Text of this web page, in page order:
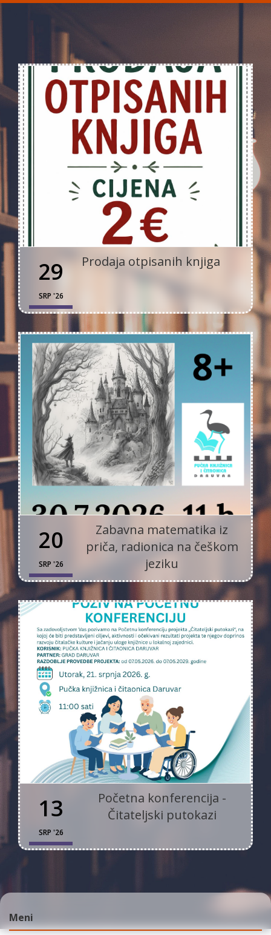
29
SRP '26
Prodaja otpisanih knjiga
20
SRP '26
Zabavna matematika iz
priča, radionica na češkom
jeziku
13
SRP '26
Početna konferencija -
Čitateljski putokazi
Meni